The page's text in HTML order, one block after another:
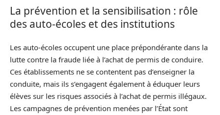
La prévention et la sensibilisation : rôle
des auto-écoles et des institutions
Les auto-écoles occupent une place prépondérante dans la
lutte contre la fraude liée à l’achat de permis de conduire.
Ces établissements ne se contentent pas d’enseigner la
conduite, mais ils s’engagent également à éduquer leurs
élèves sur les risques associés à l’achat de permis illégaux.
Les campagnes de prévention menées par l’État sont